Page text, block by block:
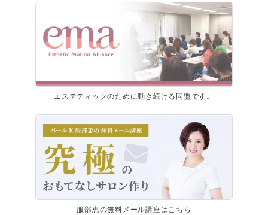
エステティックのために動き続ける同盟です。
服部恵の無料メール講座はこちら